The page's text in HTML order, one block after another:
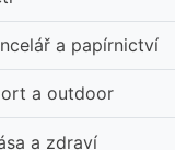
a papírnictví
a outdoor
a zdraví